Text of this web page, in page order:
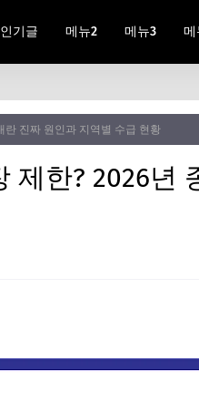
인기글 메뉴2 메뉴3 메
란 진짜 원인과 지역별 수급 현황
제한? 2026년